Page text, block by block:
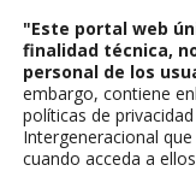
"Este portal web
finalidad técnica,
personal de los
embargo, contiene
políticas de
Intergeneracional
cuando acceda a